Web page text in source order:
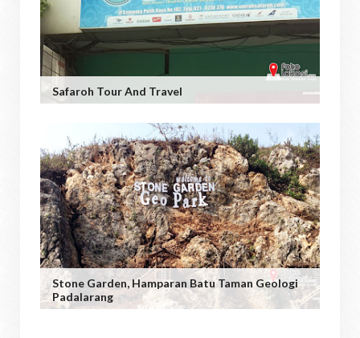
Safaroh Tour And Travel
Stone Garden, Hamparan Batu Taman Geologi
Padalarang